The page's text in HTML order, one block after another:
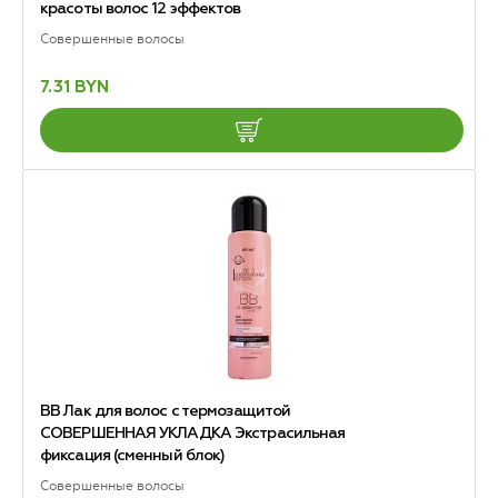
красоты волос 12 эффектов
Совершенные волосы
7.31 BYN
ВВ Лак для волос с термозащитой
СОВЕРШЕННАЯ УКЛАДКА Экстрасильная
фиксация (сменный блок)
Совершенные волосы